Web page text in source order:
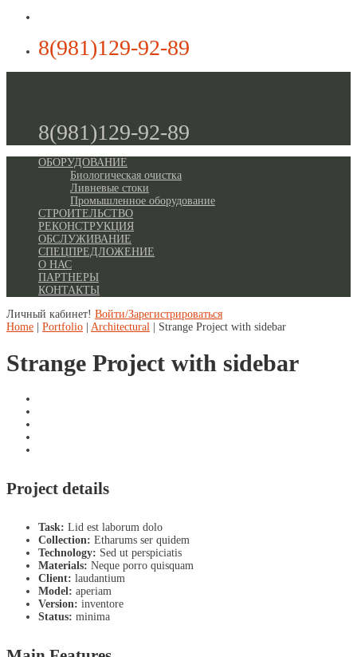
8(981)129-92-89
8(981)129-92-89
ОБОРУДОВАНИЕ
Биологическая очистка
Ливневые стоки
Промышленное оборудование
СТРОИТЕЛЬСТВО
РЕКОНСТРУКЦИЯ
ОБСЛУЖИВАНИЕ
СПЕЦПРЕДЛОЖЕНИЕ
О НАС
ПАРТНЕРЫ
КОНТАКТЫ
Личный кабинет! Войти/Зарегистрироваться
Home
Portfolio Architectural Strange Project with sidebar
Strange Project with sidebar
Project details
Task: Lid est laborum dolo
Collection: Etharums ser quidem
Technology: Sed ut perspiciatis
Materials: Neque porro quisquam
Client: laudantium
Model: aperiam
Version: inventore
Status: minima